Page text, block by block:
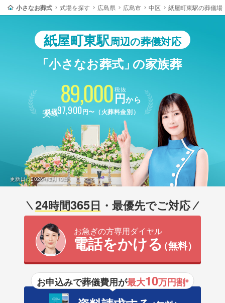
小さなお葬式 式場を探す 広島県 広島市 中区 紙屋町東駅の葬儀場
紙屋町東駅周辺の葬儀対応
「小さなお葬式」の家族葬
更新日：2026年2月13日
89,000 税抜
円から
税込97,900円〜（火葬料金別）
24時間365日 ・最優先でご対応
お急ぎの方専用ダイヤル
電話をかける（無料）
お申込みで葬儀費用が最大10万円割※